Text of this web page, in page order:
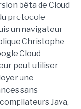
bêta de Cloud
protocole
un navigateur
Christophe
Cloud
peut utiliser
une
sans
Java,